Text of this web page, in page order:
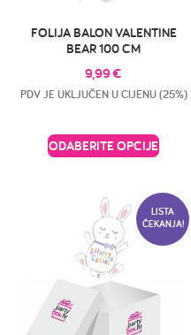
FOLIJA BALON VALENTINE
BEAR 100 CM
9,99€
PDV JE UKLJUČEN U CIJENU (25%)
ODABERITE OPCIJE
LISTA
ČEKANJA!